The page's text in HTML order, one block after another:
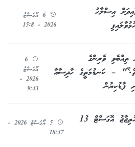
އިސްލާހު
6 އޯގަސްޓު
2026 - 15:8
ވެރިންގެ
– ކަނޑުމަތީގެ ހާދިސާއާ
ފާޑުކިޔުން
6
އޯގަސްޓު
2026 -
9:43
އެމްޑީޕީގެ ދަތިވެއްޖެ އިހުތިޖާޖު އޮގަސްޓް 13
5 އޯގަސްޓު 2026 -
18:47